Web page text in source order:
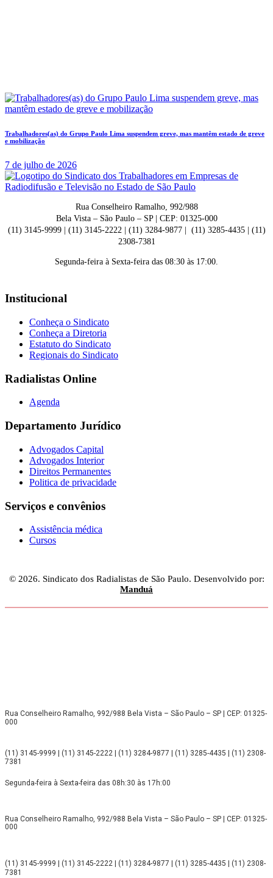
Trabalhadores(as) do Grupo Paulo Lima suspendem greve, mas mantêm estado de greve
e mobilização
7 de julho de 2026
Rua Conselheiro Ramalho, 992/988
Bela Vista – São Paulo – SP | CEP: 01325-000
(11) 3145-9999 | (11) 3145-2222 | (11) 3284-9877 | (11) 3285-4435 | (11)
2308-7381
Segunda-feira à Sexta-feira das 08:30 às 17:00.
Institucional
Conheça o Sindicato
Conheça a Diretoria
Estatuto do Sindicato
Regionais do Sindicato
Radialistas Online
Agenda
Departamento Jurídico
Advogados Capital
Advogados Interior
Direitos Permanentes
Politica de privacidade
Serviços e convênios
Assistência médica
Cursos
© 2026. Sindicato dos Radialistas de São Paulo. Desenvolvido por:
Manduá
Rua Conselheiro Ramalho, 992/988 Bela Vista – São Paulo – SP | CEP: 01325-
000
(11) 3145-9999 | (11) 3145-2222 | (11) 3284-9877 | (11) 3285-4435 | (11) 2308-
7381
Segunda-feira à Sexta-feira das 08h:30 às 17h:00
Rua Conselheiro Ramalho, 992/988 Bela Vista – São Paulo – SP | CEP: 01325-
000
(11) 3145-9999 | (11) 3145-2222 | (11) 3284-9877 | (11) 3285-4435 | (11) 2308-
7381